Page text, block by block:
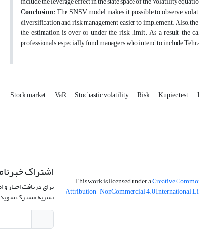
Conclusion:The SNSV model makes it possible to observe
diversification and risk management easier to implement. Also,
the estimation is over or under the risk limit. As a result, the
professionals, especially fund managers who intend to include
Stock market VaR Stochastic volatility Risk Kupiec test
This work is licensed under aCreative
Attribution-NonCommercial 4.0 International
اشتراک
برای دریافت اخبار
نشریه مشترک